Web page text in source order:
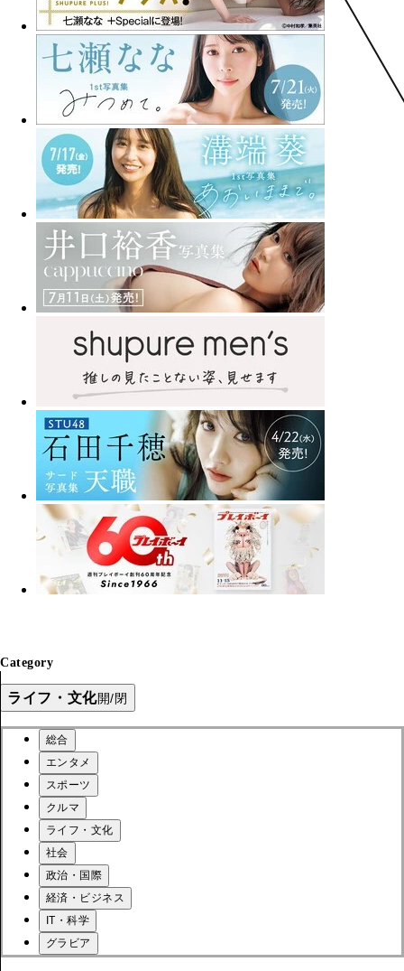
Category
ライフ・文化開/閉
総合
エンタメ
スポーツ
クルマ
ライフ・文化
社会
政治・国際
経済・ビジネス
IT・科学
グラビア